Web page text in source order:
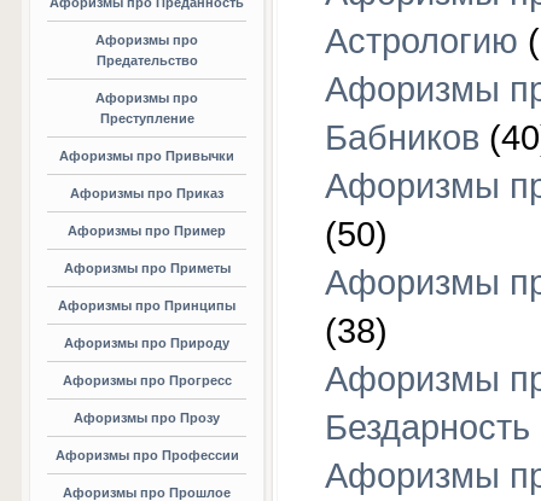
Афоризмы про
Предательство
Афоризмы про
Преступление
Афоризмы про Привычки
Афоризмы про Приказ
Афоризмы про Пример
Афоризмы про Приметы
Афоризмы про Принципы
Афоризмы про Природу
Афоризмы про Прогресс
Афоризмы про Прозу
Афоризмы про Профессии
Афоризмы про Прошлое
Астрологию
Афоризмы
Бабников
Афоризмы
(50)
Афоризмы
(38)
Афоризмы
Бездарность
Афоризмы